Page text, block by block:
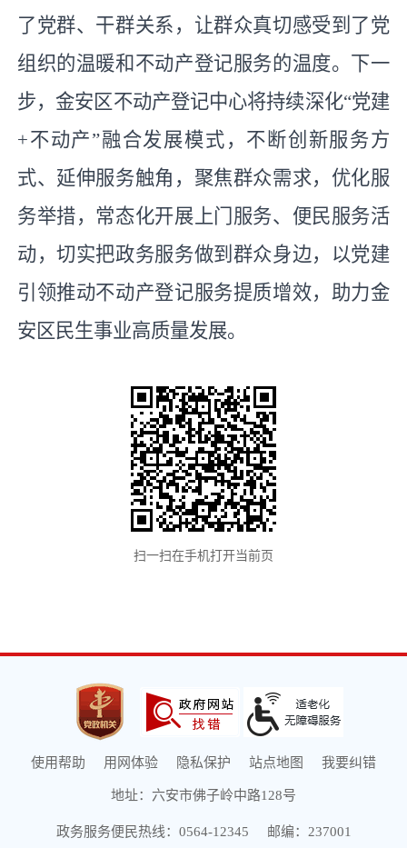
了党群、干群关系，让群众真切感受到了党
组织的温暖和不动产登记服务的温度。下一
步，金安区不动产登记中心将持续深化“党建
+不动产”融合发展模式，不断创新服务方
式、延伸服务触角，聚焦群众需求，优化服
务举措，常态化开展上门服务、便民服务活
动，切实把政务服务做到群众身边，以党建
引领推动不动产登记服务提质增效，助力金
安区民生事业高质量发展。
扫一扫在手机打开当前页
使用帮助 用网体验 隐私保护 站点地图 我要纠错
地址：六安市佛子岭中路128号
政务服务便民热线：0564-12345 邮编：237001